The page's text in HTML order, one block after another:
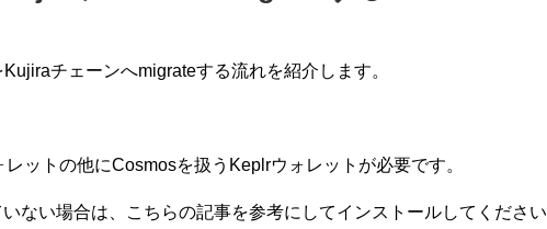
チェーンへmigrateする流れを紹介します。
ットの他にCosmosを扱うKeplrウォレットが必要です。
ない場合は、こちらの記事を参考にしてインストールしてください